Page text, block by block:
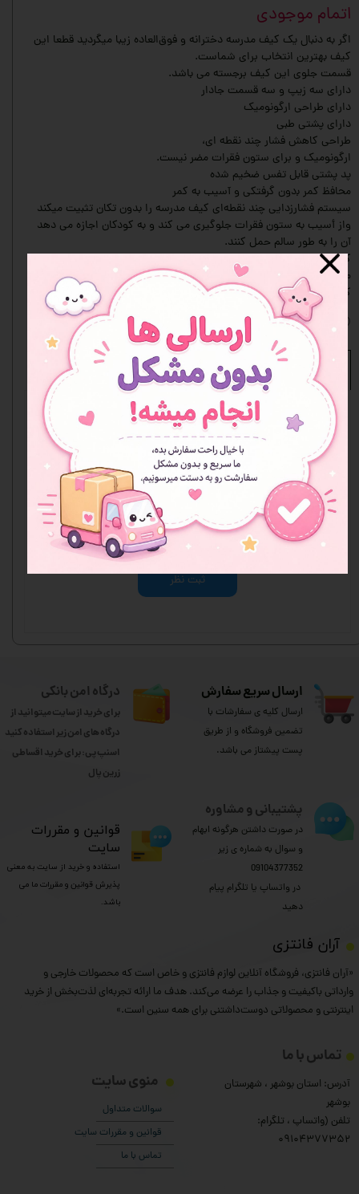
اتمام موجودی
اگر به دنبال یک کیف مدرسه دخترانه و فوق‌العاده زیبا میگردید قطعا این
کیف بهترین انتخاب برای شماست.
قسمت جلوی این کیف برجسته می باشد.
دارای سه زیپ و سه قسمت جادار
دارای طراحی ارگونومیک
دارای پشتی طبی
طراحى كاهش فشار چند نقطه اى،
ارگونوميک و براى ستون فقرات مضر نيست.
پد پشتى قابل تفس ضخيم ﺷده
محافظ کمر ﺑدون گرفتكى و آسیب به کمر
سیستم فشارزدايى چند نقطه‌ای كيف مدرسه را بدون تكان تثبيت میكند
واز أسيب به ستون فقرات جلوگیرى مى كند و به كودكان اجازه مى دهد
آن را به طور سالم حمل كنند.
کیف مدرسه از مواد سبك وزن ساخته شده است كه مى تواند به طور
موثرى فشار روى
كودكان را كاهش دهد و حمل آن را بسیار راحت میکند.
افزودن به علاقه مندی ها
نظرات
هنوز نظری ثبت نشده
اولین نفری باشید که نظر می‌دهید
ثبت نظر
ارسال سریع سفارش
ارسال کلیه ی سفارشات با
تضمین فروشگاه و از طریق
پست پیشتاز می باشد.
​آران فانتزی
«آران فانتزی، فروشگاه آنلاین لوازم فانتزی و خاص است که محصولات خارجی و
وارداتی باکیفیت و جذاب را عرضه می‌کند. هدف ما ارائه تجربه‌ای لذت‌بخش از خرید
اینترنتی و محصولاتی دوست‌داشتنی برای همه سنین است.»
منوی سایت
سوالات متداول
قوانین و مقررات سایت
تماس با ما
تماس با ما
آدرس: استان بوشهر ، شهرستان
بوشهر
تلفن (واتساپ ، تلگرام:
۰9104377352
درگاه امن بانکی
برای خرید از سایت میتوانید از
درگاه های امن زیر استفاده کنید
اسنپ پی: برای خرید اقساطی
​​​​​​​زرین پال
پشتیبانی و مشاوره
در صورت داشتن هرگونه ابهام
و سوال به شماره ی زیر
09104377352
​​​​​​​ در واتساپ یا تلگرام پیام
دهید
​قوانین و مقررات
سایت
استفاده و خرید از سایت به معنی
پذیرش قوانین و مقررات ما می
باشد.